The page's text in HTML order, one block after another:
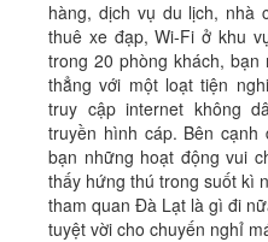
hàng, dịch vụ du lịch, nhà
thuê xe đạp, Wi-Fi ở khu
trong 20 phòng khách,
thẳng với một loạt tiện
truy cập internet không
truyền hình cáp. Bên
bạn những hoạt động vui
thấy hứng thú trong suốt kì
tham quan Đà Lạt là gì đi
tuyệt vời cho chuyến nghỉ